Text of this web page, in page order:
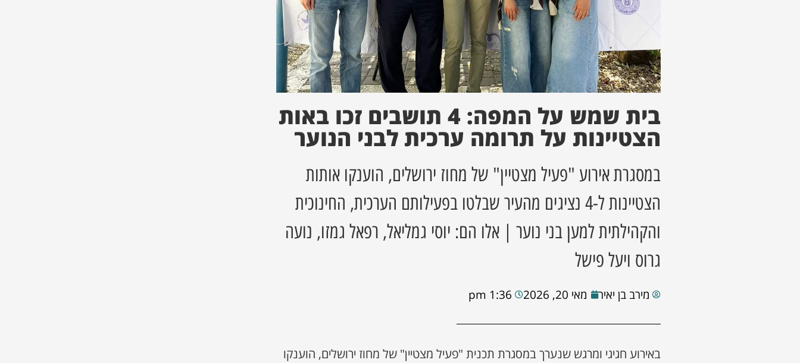
בית שמש על המפה: 4 תושבים זכו באות
הצטיינות על תרומה ערכית לבני הנוער
במסגרת אירוע "פעיל מצטיין" של מחוז ירושלים, הוענקו אותות
הצטיינות ל-4 נציגים מהעיר שבלטו בפעילותם הערכית, החינוכית
והקהילתית למען בני נוער | אלו הם: יוסי גמליאל, רפאל גמזו, נועה
גרוס ויעל פישל
מירב בן יאיר מאי 20, 2026 1:36 pm
באירוע חגיגי ומרגש שנערך במסגרת תכנית "פעיל מצטיין" של מחוז ירושלים, הוענקו